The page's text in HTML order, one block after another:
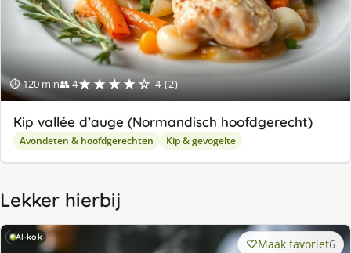
⏱ 120 min👥 4★★★★☆ 4 (2)
Kip vallée d’auge (Normandisch hoofdgerecht)
Avondeten & hoofdgerechten Kip & gevogelte
Lekker hierbij
AI-kok Maak favoriet6